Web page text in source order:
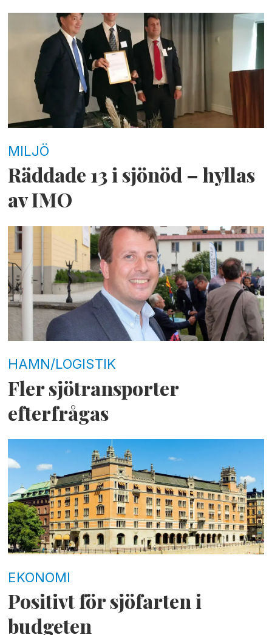
MILJÖ
Räddade 13 i sjönöd – hyllas
av IMO
HAMN/LOGISTIK
Fler sjötransporter
efterfrågas
EKONOMI
Positivt för sjöfarten i
budgeten